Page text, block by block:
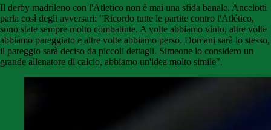
Il derby madrileno con l'Atletico non è mai una sfida banale. Ancelotti
parla così degli avversari: "Ricordo tutte le partite contro l'Atlético,
sono state sempre molto combattute. A volte abbiamo vinto, altre volte
abbiamo pareggiato e altre volte abbiamo perso. Domani sarà lo stesso,
il pareggio sarà deciso da piccoli dettagli. Simeone lo considero un
grande allenatore di calcio, abbiamo un'idea molto simile".